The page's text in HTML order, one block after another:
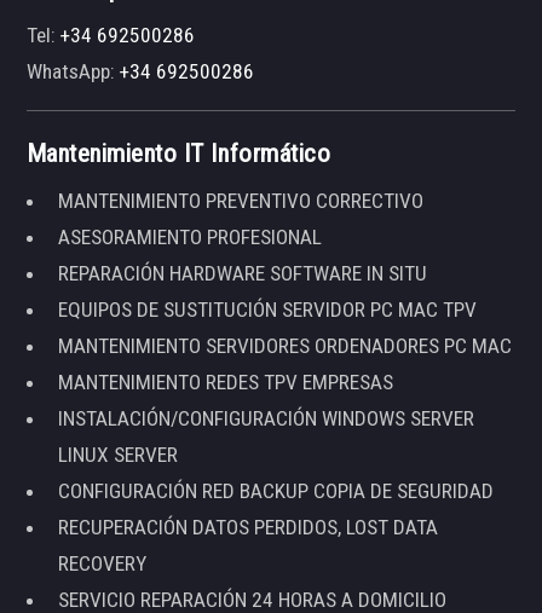
Tel:+34 692500286
WhatsApp:+34 692500286
Mantenimiento IT Informático
MANTENIMIENTO PREVENTIVO CORRECTIVO
ASESORAMIENTO PROFESIONAL
REPARACIÓN HARDWARE SOFTWARE IN SITU
EQUIPOS DE SUSTITUCIÓN SERVIDOR PC MAC TPV
MANTENIMIENTO SERVIDORES ORDENADORES PC MAC
MANTENIMIENTO REDES TPV EMPRESAS
INSTALACIÓN/CONFIGURACIÓN WINDOWS SERVER
LINUX SERVER
CONFIGURACIÓN RED BACKUP COPIA DE SEGURIDAD
RECUPERACIÓN DATOS PERDIDOS, LOST DATA
RECOVERY
SERVICIO REPARACIÓN 24 HORAS A DOMICILIO